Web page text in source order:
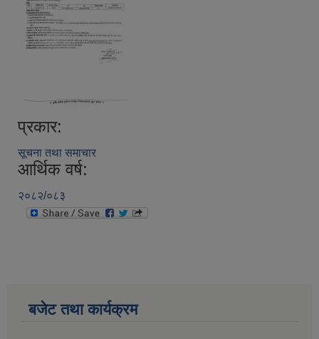
प्रकार:
सूचना तथा समाचार
आर्थिक वर्ष:
२०८२/०८३
बजेट तथा कार्यक्रम